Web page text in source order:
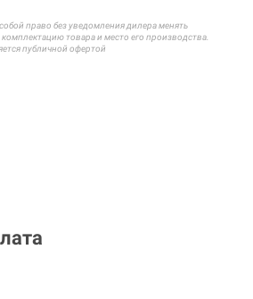
право без уведомления дилера менять
товара и место его производства.
публичной офертой